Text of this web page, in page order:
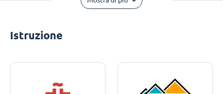
Istruzione